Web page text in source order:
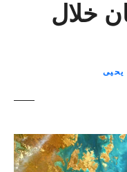
خلال
يحيى